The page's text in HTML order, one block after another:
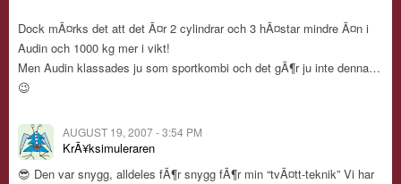
Dock mÃ¤rks det att det Ã¤r 2 cylindrar och 3 hÃ¤star mindre Ã¤n i
Audin och 1000 kg mer i vikt!
Men Audin klassades ju som sportkombi och det gÃ¶r ju inte denna…
😉
AUGUST 19, 2007 - 3:54 PM
KrÃ¥ksimuleraren
😎 Den var snygg, alldeles fÃ¶r snygg fÃ¶r min “tvÃ¤tt-teknik” Vi har